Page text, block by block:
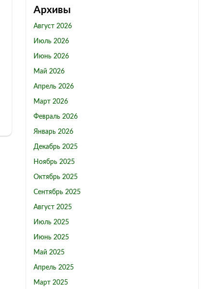
Архивы
Август 2026
Июль 2026
Июнь 2026
Май 2026
Апрель 2026
Март 2026
Февраль 2026
Январь 2026
Декабрь 2025
Ноябрь 2025
Октябрь 2025
Сентябрь 2025
Август 2025
Июль 2025
Июнь 2025
Май 2025
Апрель 2025
Март 2025